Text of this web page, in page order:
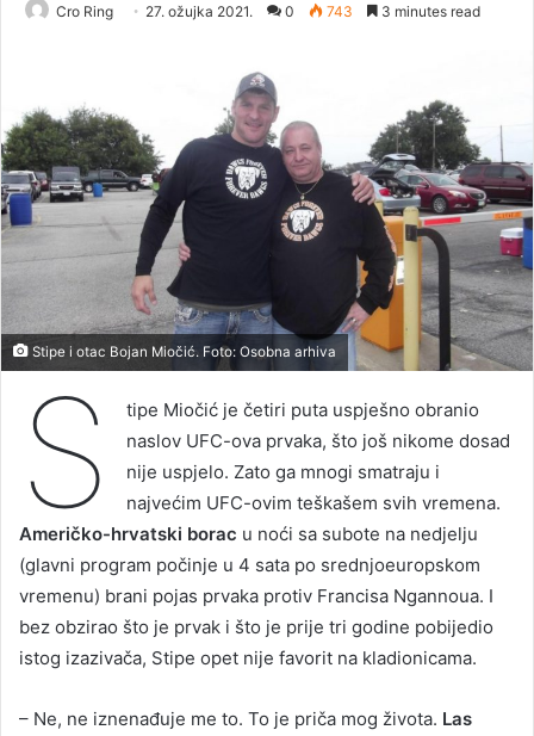
Cro Ring 27. ožujka 2021. 0 743 3 minutes read
Stipe i otac Bojan Miočić. Foto: Osobna arhiva
S
tipe Miočić je četiri puta uspješno obranio
naslov UFC-ova prvaka, što još nikome dosad
nije uspjelo. Zato ga mnogi smatraju i
najvećim UFC-ovim teškašem svih vremena.
Američko-hrvatski borac u noći sa subote na nedjelju
(glavni program počinje u 4 sata po srednjoeuropskom
vremenu) brani pojas prvaka protiv Francisa Ngannoua. I
bez obzirao što je prvak i što je prije tri godine pobijedio
istog izazivača, Stipe opet nije favorit na kladionicama.
– Ne, ne iznenađuje me to. To je priča mog života. Las